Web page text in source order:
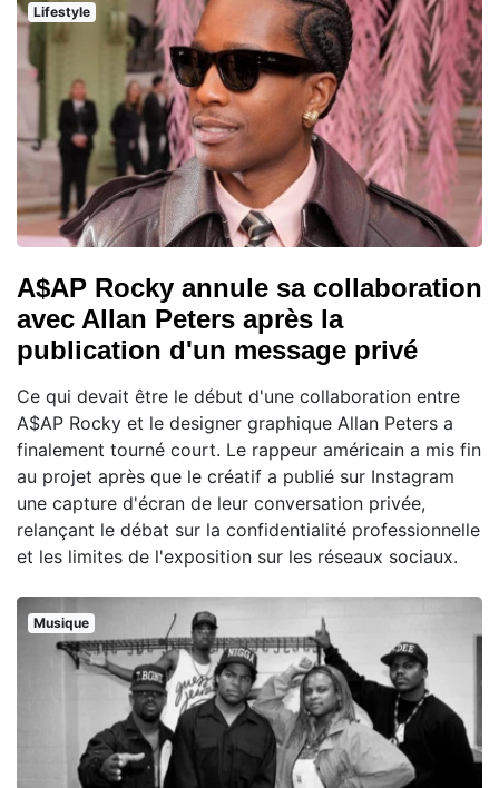
Lifestyle
A$AP Rocky annule sa collaboration
avec Allan Peters après la
publication d'un message privé
Ce qui devait être le début d'une collaboration entre
A$AP Rocky et le designer graphique Allan Peters a
finalement tourné court. Le rappeur américain a mis fin
au projet après que le créatif a publié sur Instagram
une capture d'écran de leur conversation privée,
relançant le débat sur la confidentialité professionnelle
et les limites de l'exposition sur les réseaux sociaux.
Musique